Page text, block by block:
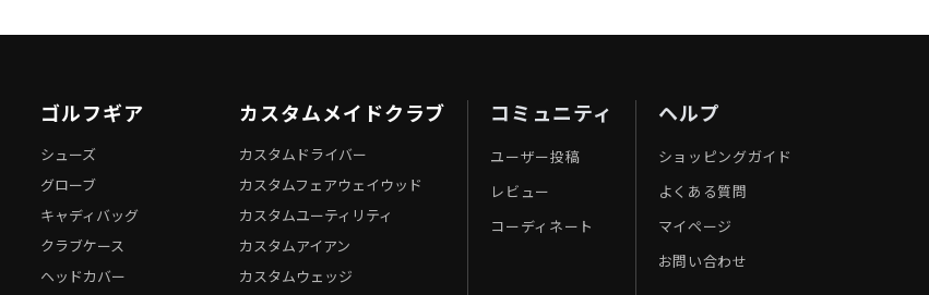
ゴルフギア
シューズ
グローブ
キャディバッグ
クラブケース
ヘッドカバー
カスタムメイドクラブ
カスタムドライバー
カスタムフェアウェイウッド
カスタムユーティリティ
カスタムアイアン
カスタムウェッジ
コミュニティ
ユーザー投稿
レビュー
コーディネート
ヘルプ
ショッピングガイド
よくある質問
マイページ
お問い合わせ